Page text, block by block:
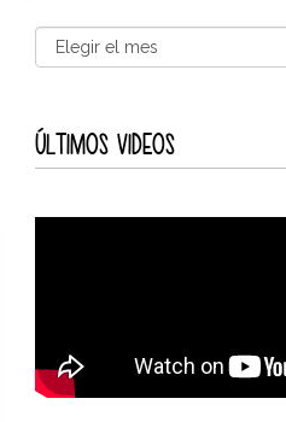
ÚLTIMOS VIDEOS